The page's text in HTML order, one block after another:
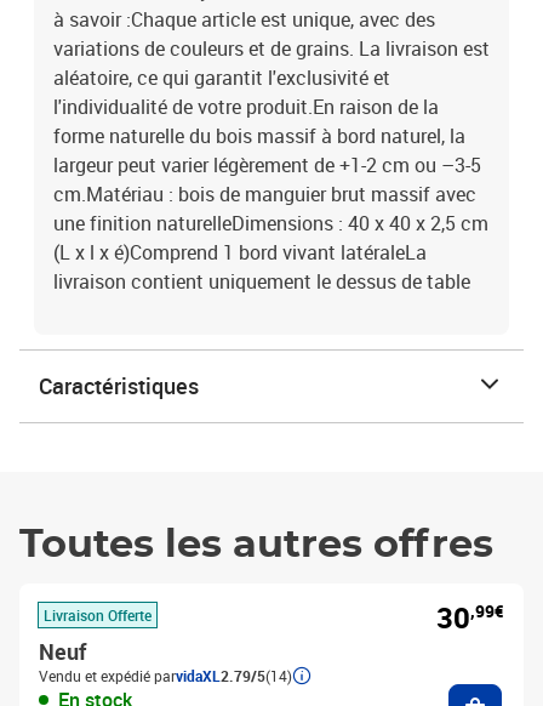
à savoir :Chaque article est unique, avec des
variations de couleurs et de grains. La livraison est
aléatoire, ce qui garantit l'exclusivité et
l'individualité de votre produit.En raison de la
forme naturelle du bois massif à bord naturel, la
largeur peut varier légèrement de +1-2 cm ou –3-5
cm.Matériau : bois de manguier brut massif avec
une finition naturelleDimensions : 40 x 40 x 2,5 cm
(L x l x é)Comprend 1 bord vivant latéraleLa
livraison contient uniquement le dessus de table
Caractéristiques
Toutes les autres offres
Livraison Offerte
Neuf
Vendu et expédié parvidaXL 2.79/5(14)
En stock
30,99€